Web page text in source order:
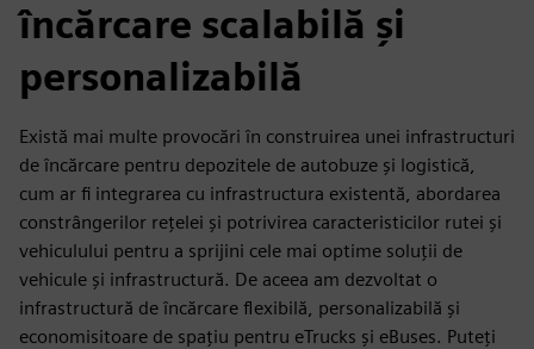
încărcare scalabilă și
personalizabilă
Există mai multe provocări în construirea unei infrastructuri
de încărcare pentru depozitele de autobuze și logistică,
cum ar fi integrarea cu infrastructura existentă, abordarea
constrângerilor rețelei și potrivirea caracteristicilor rutei și
vehiculului pentru a sprijini cele mai optime soluții de
vehicule și infrastructură. De aceea am dezvoltat o
infrastructură de încărcare flexibilă, personalizabilă și
economisitoare de spațiu pentru eTrucks și eBuses. Puteți